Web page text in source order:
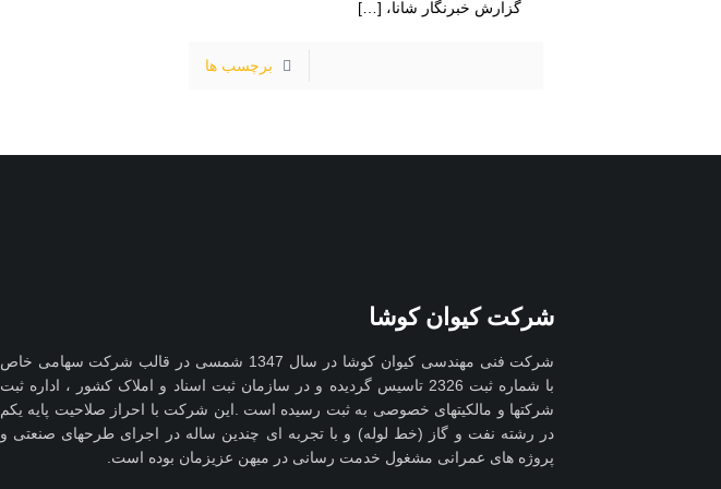
گزارش خبرنگار شانا، […]
برچسب ها
شرکت کیوان کوشا
شرکت فنی مهندسی کیوان کوشا در سال 1347 شمسی در قالب شرکت سهامی خاص
با شماره ثبت 2326 تاسیس گردیده و در سازمان ثبت اسناد و املاک کشور ، اداره ثبت
شرکتها و مالکیتهای خصوصی به ثبت رسیده است .این شرکت با احراز صلاحیت پایه یکم
در رشته نفت و گاز (خط لوله) و با تجربه ای چندین ساله در اجرای طرحهای صنعتی و
پروژه های عمرانی مشغول خدمت رسانی در میهن عزیزمان بوده است.